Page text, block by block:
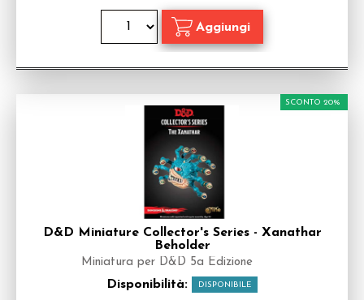
D&D Miniature Collector's Series - Xanathar
Beholder
Miniatura per D&D 5a Edizione
Disponibilità: DISPONIBILE
SCONTO 20%